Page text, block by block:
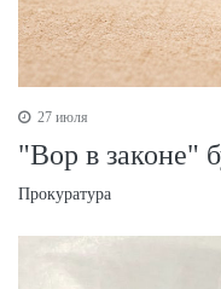
27 июля
"Вор в законе"
Прокуратура